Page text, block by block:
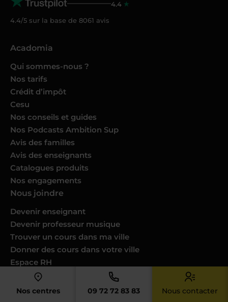
Nos centres 09 72 72 83 83 Nous contacter
4.4
4.4/5 sur la base de 8061 avis
Acadomia
Qui sommes-nous ?
Nos tarifs
Crédit d’impôt
Cesu
Nos conseils et guides
Nos Podcasts Ambition Sup
Avis des familles
Avis des enseignants
Catalogues produits
Nos engagements
Nous joindre
Devenir enseignant
Devenir professeur musique
Trouver un cours dans ma ville
Donner des cours dans votre ville
Espace RH
Nous contacter
Notre service client